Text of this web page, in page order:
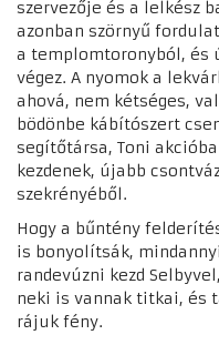
szervezője és a lelkész
azonban szörnyű
a templomtoronyból, és
végez. A nyomok a
ahová, nem kétséges,
bödönbe kábítószert
segítőtársa, Toni
kezdenek, újabb
szekrényéből.
Hogy a bűntény
is bonyolítsák,
randevúzni kezd
neki is vannak titkai, és
rájuk fény.